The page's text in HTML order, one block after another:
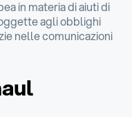
in materia di aiuti di
agli obblighi
nelle comunicazioni